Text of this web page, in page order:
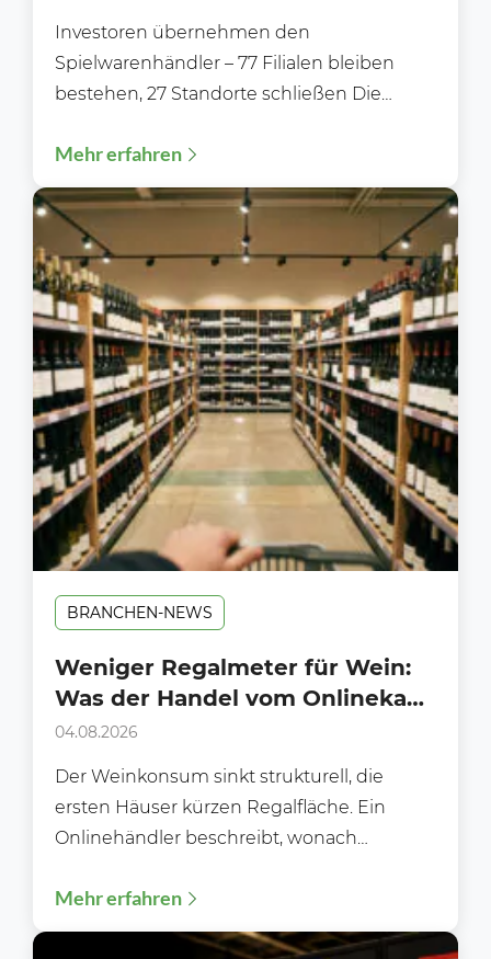
Investoren übernehmen den
Spielwarenhändler – 77 Filialen bleiben
bestehen, 27 Standorte schließen Die
Nachdem die Gläubiger...
Mehr erfahren
BRANCHEN-NEWS
Weniger Regalmeter für Wein:
Was der Handel vom Onlinekauf
lernen kann
04.08.2026
Der Weinkonsum sinkt strukturell, die
ersten Häuser kürzen Regalfläche. Ein
Onlinehändler beschreibt, wonach
suchen und was das...
Mehr erfahren